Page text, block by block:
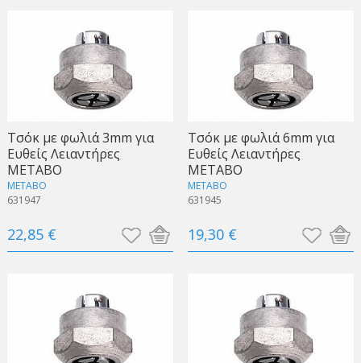
Τσόκ με φωλιά 3mm για
Ευθείς Λειαντήρες
METABO
METABO
631947
22,85 €
Τσόκ με φωλιά 6mm για
Ευθείς Λειαντήρες
METABO
METABO
631945
19,30 €